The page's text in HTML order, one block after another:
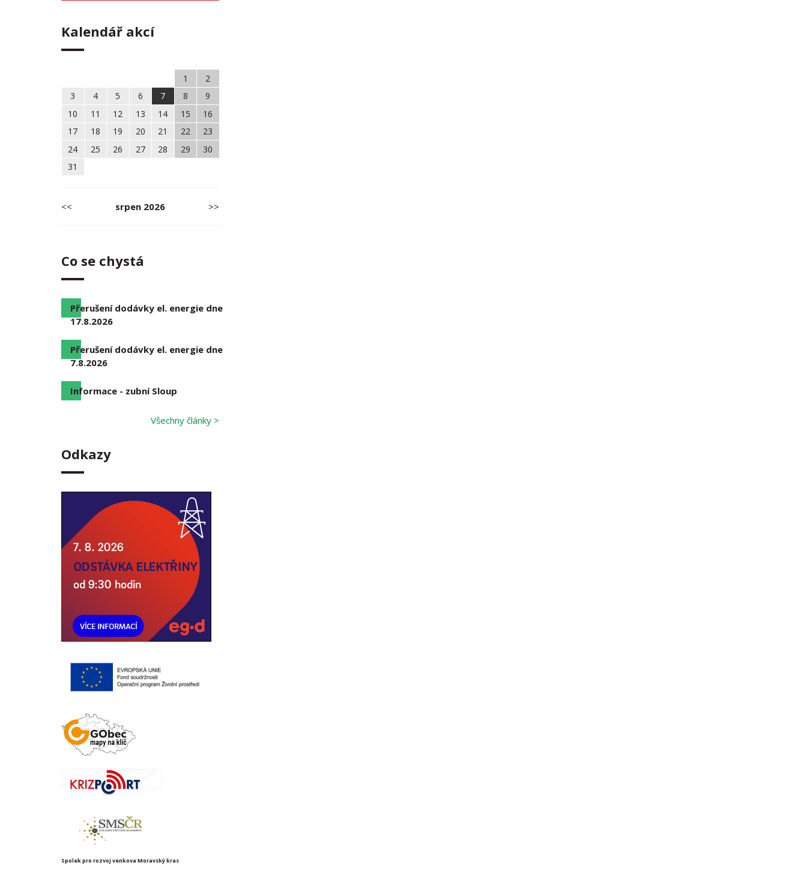
Kalendář akcí
1
2
3
4 5 6 7 8
9
10
11 12 13 14 15
16
17
18 19 20 21 22
23
24
25 26 27 28 29
30
31
<< srpen 2026 >>
Co se chystá
Přerušení dodávky el. energie dne
17.8.2026
Přerušení dodávky el. energie dne
7.8.2026
Informace - zubní Sloup
Všechny články >
Odkazy
Spolek pro rozvoj venkova Moravský kras